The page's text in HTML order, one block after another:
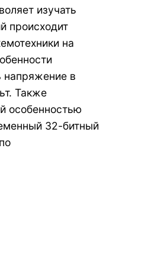
изучать
происходит
на
напряжение в
Также
особенностью
32-битный